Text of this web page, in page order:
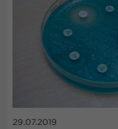
29.07.2019